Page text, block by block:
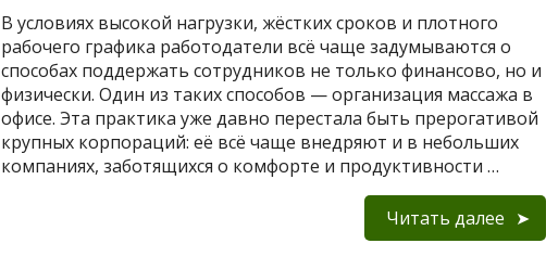
В условиях высокой нагрузки, жёстких сроков и плотного
рабочего графика работодатели всё чаще задумываются о
способах поддержать сотрудников не только финансово, но и
физически. Один из таких способов — организация массажа в
офисе. Эта практика уже давно перестала быть прерогативой
крупных корпораций: её всё чаще внедряют и в небольших
компаниях, заботящихся о комфорте и продуктивности …
Читать далее